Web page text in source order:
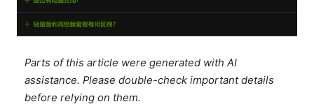
Parts of this article were generated with AI
assistance. Please double-check important details
before relying on them.